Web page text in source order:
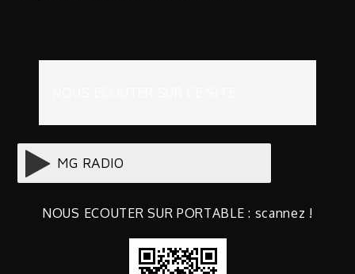
NOUS ECOUTER SUR PORTABLE : scannez !